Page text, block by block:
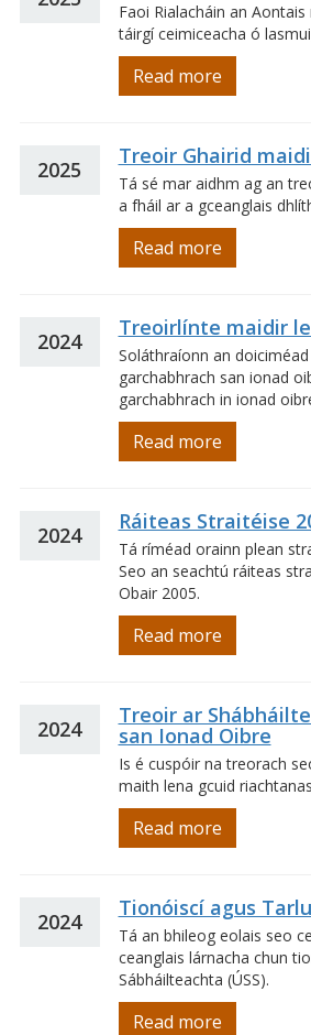
Faoi Rialacháin an
táirgí ceimiceacha ó
Read more
2025
Treoir Ghairid
Tá sé mar aidhm ag an
a fháil ar a gceanglais
Read more
2024
Treoirlínte maidir
Soláthraíonn an
garchabhrach san ionad
garchabhrach in ionad
Read more
2024
Ráiteas Straitéise
Tá ríméad orainn plean
Seo an seachtú ráiteas
Obair 2005.
Read more
2024
Treoir ar
san Ionad Oibre
Is é cuspóir na treorach
maith lena gcuid
Read more
2024
Tionóiscí agus
Tá an bhileog eolais seo
ceanglais lárnacha chun
Sábháilteachta (ÚSS).
Read more